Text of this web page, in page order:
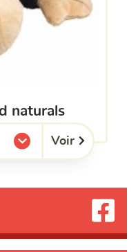
naturals
Voir